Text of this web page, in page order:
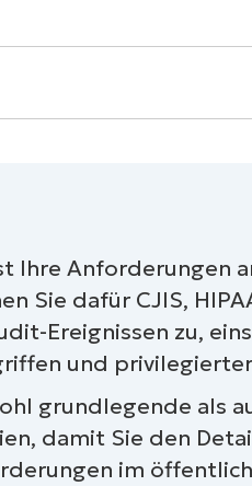
im öffentlichen Sektor
Ihre Anforderungen
Sie dafür CJIS,
Ereignissen zu,
und
grundlegende als
damit Sie den
im